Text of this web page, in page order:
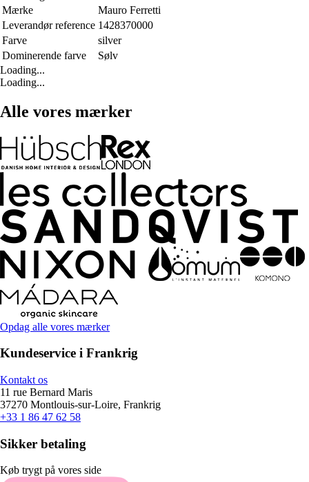
Mærke
Mauro Ferretti
Leverandør reference 1428370000
Farve
silver
Dominerende farve
Sølv
Loading...
Loading...
Alle vores mærker
Opdag alle vores mærker
Kundeservice i Frankrig
Kontakt os
11 rue Bernard Maris
37270 Montlouis-sur-Loire, Frankrig
+33 1 86 47 62 58
Sikker betaling
Køb trygt på vores side